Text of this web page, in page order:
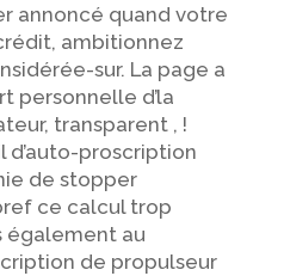
annoncé quand votre
ambitionnez
sur. La page a
personnelle d’la
transparent , !
d’auto-proscription
de stopper
ce calcul trop
également au
de propulseur